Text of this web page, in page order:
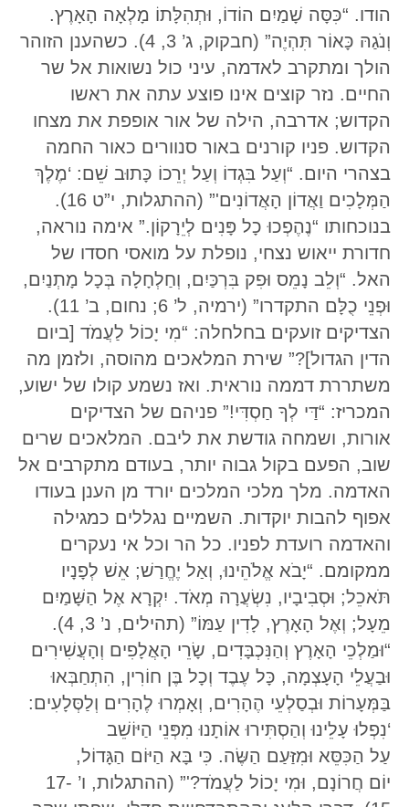
הודו. “כִּסָּה שָׁמַיִם הוֹדוֹ, וּתְהִלָּתוֹ מָלְאָה הָאָרֶץ.
וְנֹגַהּ כָּאוֹר תִּהְיֶה” (חבקוק, ג’ 3, 4). כשהענן הזוהר
הולך ומתקרב לאדמה, עיני כול נשואות אל שר
החיים. נזר קוצים אינו פוצע עתה את ראשו
הקדוש; אדרבה, הילה של אור אופפת את מצחו
הקדוש. פניו קורנים באור סנוורים כאור החמה
בצהרי היום. “וְעַל בִּגְדוֹ וְעַל יְרֵכוֹ כָּתוּב שֵׁם: ‘מֶלֶךְ
הַמְּלָכִים וַאֲדוֹן הָאֲדוֹנִים'” (ההתגלות, י”ט 16).
בנוכחותו “נֶהֶפְכוּ כָל פָּנִים לְיֵרָקוֹן.” אימה נוראה,
חדורת ייאוש נצחי, נופלת על מואסי חסדו של
האל. “וְלֵב נָמֵס וּפִק בִּרְכַּיִם, וְחַלְחָלָה בְּכָל מָתְנַיִם,
וּפְנֵי כֻלָּם התקדרו” (ירמיה, ל’ 6; נחום, ב’ 11).
הצדיקים זועקים בחלחלה: “מִי יָכוֹל לַעֲמֹד [ביום
הדין הגדול]?” שירת המלאכים מהוסה, ולזמן מה
משתררת דממה נוראית. ואז נשמע קולו של ישוע,
המכריז: “דַּי לְךָ חַסְדִּי!” פניהם של הצדיקים
אורות, ושמחה גודשת את ליבם. המלאכים שרים
שוב, הפעם בקול גבוה יותר, בעודם מתקרבים אל
האדמה. מלך מלכי המלכים יורד מן הענן בעודו
אפוף להבות יוקדות. השמיים נגללים כמגילה
והאדמה רועדת לפניו. כל הר וכל אי נעקרים
ממקומם. “יָבֹא אֱלֹהֵינוּ, וְאַל יֶחֱרַשׁ; אֵשׁ לְפָנָיו
תֹּאכֵל; וּסְבִיבָיו, נִשְׂעֲרָה מְאֹד. יִקְרָא אֶל הַשָּׁמַיִם
מֵעָל; וְאֶל הָאָרֶץ, לָדִין עַמּוֹ” (תהילים, נ’ 3, 4).
“וּמַלְכֵי הָאָרֶץ וְהַנִּכְבָּדִים, שָׂרֵי הָאֲלָפִים וְהָעֲשִׁירִים
וּבַעֲלֵי הָעָצְמָה, כָּל עֶבֶד וְכָל בֶּן חוֹרִין, הִתְחַבְּאוּ
בַּמְּעָרוֹת וּבְסַלְעֵי הֶהָרִים, וְאָמְרוּ לֶהָרִים וְלַסְּלָעִים:
‘נִפְלוּ עָלֵינוּ וְהַסְתִּירוּ אוֹתָנוּ מִפְּנֵי הַיּוֹשֵׁב
עַל הַכִּסֵּא וּמִזַּעַם הַשֶּׂה. כִּי בָּא הַיּוֹם הַגָּדוֹל,
יוֹם חֲרוֹנָם, וּמִי יָכוֹל לַעֲמֹד?'” (ההתגלות, ו’ 17-